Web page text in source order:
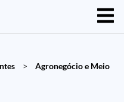
>
Agronegócio e Meio